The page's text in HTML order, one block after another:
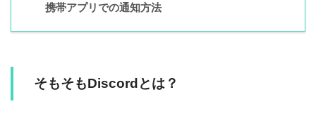
携帯アプリでの通知方法
そもそもDiscordとは？